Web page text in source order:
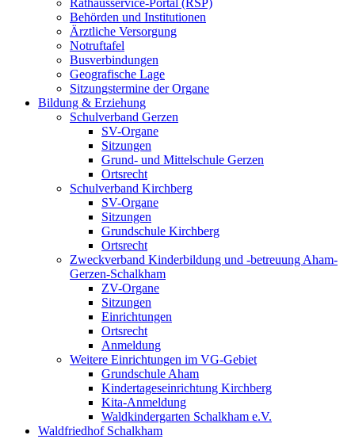
Rathausservice-Portal (RSP)
Behörden und Institutionen
Ärztliche Versorgung
Notruftafel
Busverbindungen
Geografische Lage
Sitzungstermine der Organe
Bildung & Erziehung
Schulverband Gerzen
SV-Organe
Sitzungen
Grund- und Mittelschule Gerzen
Ortsrecht
Schulverband Kirchberg
SV-Organe
Sitzungen
Grundschule Kirchberg
Ortsrecht
Zweckverband Kinderbildung und -betreuung Aham-
Gerzen-Schalkham
ZV-Organe
Sitzungen
Einrichtungen
Ortsrecht
Anmeldung
Weitere Einrichtungen im VG-Gebiet
Grundschule Aham
Kindertageseinrichtung Kirchberg
Kita-Anmeldung
Waldkindergarten Schalkham e.V.
Waldfriedhof Schalkham